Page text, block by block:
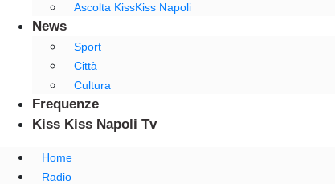
Ascolta KissKiss Napoli
News
Sport
Città
Cultura
Frequenze
Kiss Kiss Napoli Tv
Home
Radio